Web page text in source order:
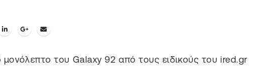
μονόλεπτο του Galaxy 92 από τους ειδικούς του ired.gr